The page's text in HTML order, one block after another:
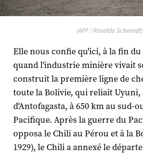
(AFP / Ronaldo Schemidt)
Elle nous confie qu'ici, à la fin du
quand l'industrie minière vivait
construit la première ligne de
toute la Bolivie, qui reliait Uyuni,
d'Antofagasta, à 650 km au sud-
Pacifique. Après la guerre du
opposa le Chili au Pérou et à la
1929), le Chili a annexé le